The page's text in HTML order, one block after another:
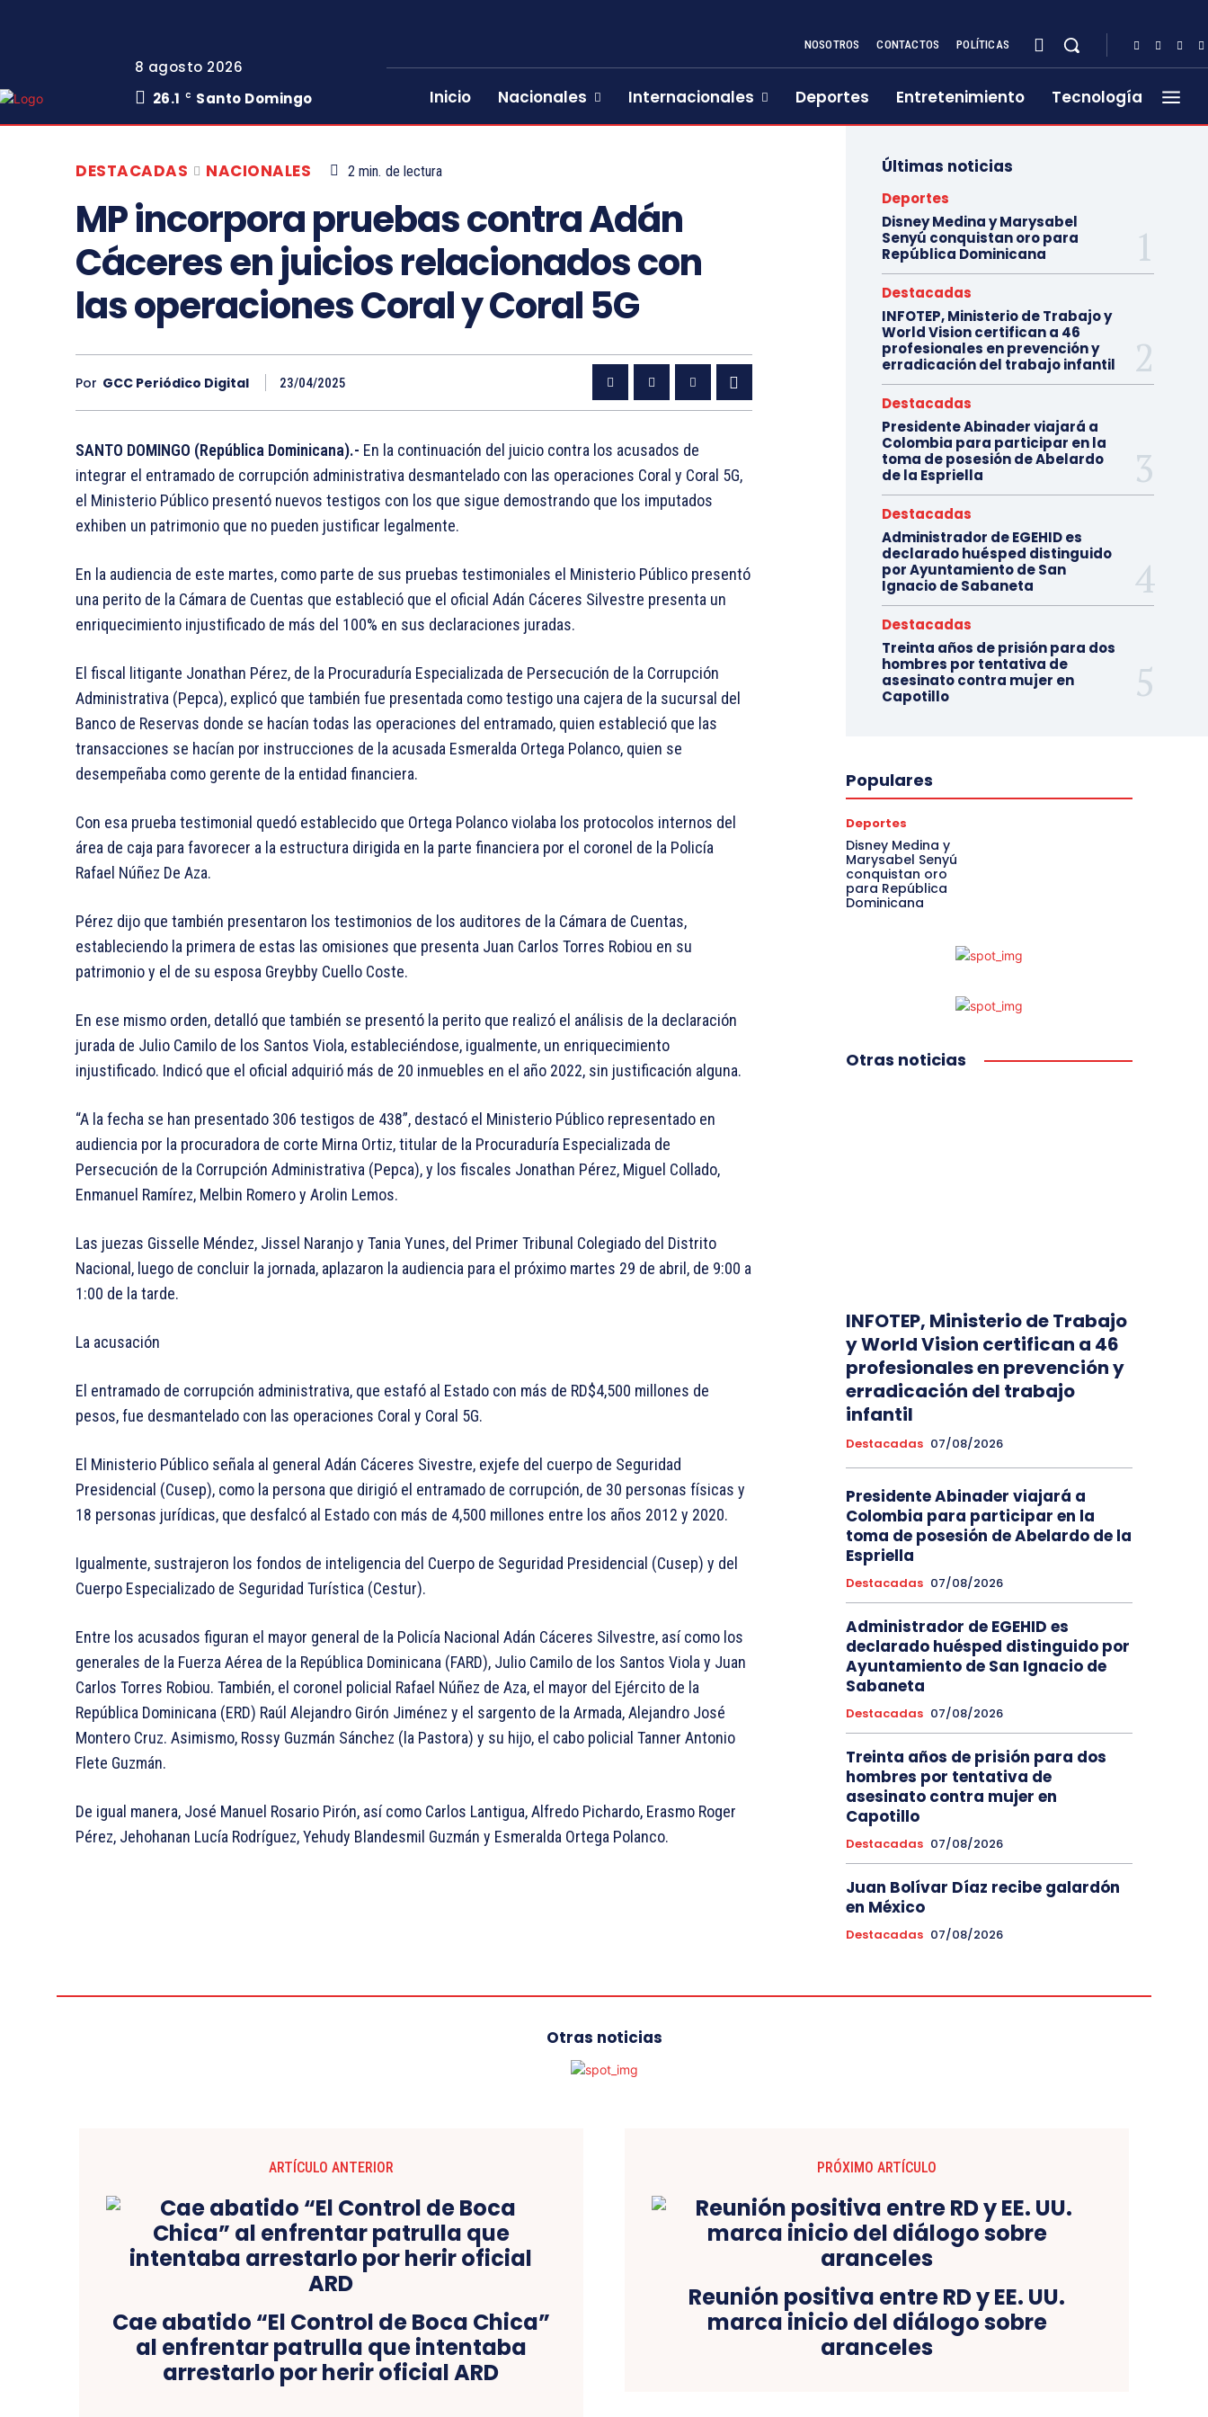
8 agosto 2026
26.1
C Santo Domingo
NOSOTROS CONTACTOS POLÍTICAS
Inicio Nacionales Internacionales Deportes Entretenimiento Tecnología
DESTACADAS NACIONALES 2 min. de lectura
MP incorpora pruebas contra Adán
Cáceres en juicios relacionados con
las operaciones Coral y Coral 5G
Por GCC Periódico Digital 23/04/2025
SANTO DOMINGO (República Dominicana).- En la continuación del juicio contra los acusados de
integrar el entramado de corrupción administrativa desmantelado con las operaciones Coral y Coral 5G,
el Ministerio Público presentó nuevos testigos con los que sigue demostrando que los imputados
exhiben un patrimonio que no pueden justificar legalmente.
En la audiencia de este martes, como parte de sus pruebas testimoniales el Ministerio Público presentó
una perito de la Cámara de Cuentas que estableció que el oficial Adán Cáceres Silvestre presenta un
enriquecimiento injustificado de más del 100% en sus declaraciones juradas.
El fiscal litigante Jonathan Pérez, de la Procuraduría Especializada de Persecución de la Corrupción
Administrativa (Pepca), explicó que también fue presentada como testigo una cajera de la sucursal del
Banco de Reservas donde se hacían todas las operaciones del entramado, quien estableció que las
transacciones se hacían por instrucciones de la acusada Esmeralda Ortega Polanco, quien se
desempeñaba como gerente de la entidad financiera.
Con esa prueba testimonial quedó establecido que Ortega Polanco violaba los protocolos internos del
área de caja para favorecer a la estructura dirigida en la parte financiera por el coronel de la Policía
Rafael Núñez De Aza.
Pérez dijo que también presentaron los testimonios de los auditores de la Cámara de Cuentas,
estableciendo la primera de estas las omisiones que presenta Juan Carlos Torres Robiou en su
patrimonio y el de su esposa Greybby Cuello Coste.
En ese mismo orden, detalló que también se presentó la perito que realizó el análisis de la declaración
jurada de Julio Camilo de los Santos Viola, estableciéndose, igualmente, un enriquecimiento
injustificado. Indicó que el oficial adquirió más de 20 inmuebles en el año 2022, sin justificación alguna.
“A la fecha se han presentado 306 testigos de 438”, destacó el Ministerio Público representado en
audiencia por la procuradora de corte Mirna Ortiz, titular de la Procuraduría Especializada de
Persecución de la Corrupción Administrativa (Pepca), y los fiscales Jonathan Pérez, Miguel Collado,
Enmanuel Ramírez, Melbin Romero y Arolin Lemos.
Las juezas Gisselle Méndez, Jissel Naranjo y Tania Yunes, del Primer Tribunal Colegiado del Distrito
Nacional, luego de concluir la jornada, aplazaron la audiencia para el próximo martes 29 de abril, de 9:00 a
1:00 de la tarde.
La acusación
El entramado de corrupción administrativa, que estafó al Estado con más de RD$4,500 millones de
pesos, fue desmantelado con las operaciones Coral y Coral 5G.
El Ministerio Público señala al general Adán Cáceres Sivestre, exjefe del cuerpo de Seguridad
Presidencial (Cusep), como la persona que dirigió el entramado de corrupción, de 30 personas físicas y
18 personas jurídicas, que desfalcó al Estado con más de 4,500 millones entre los años 2012 y 2020.
Igualmente, sustrajeron los fondos de inteligencia del Cuerpo de Seguridad Presidencial (Cusep) y del
Cuerpo Especializado de Seguridad Turística (Cestur).
Entre los acusados figuran el mayor general de la Policía Nacional Adán Cáceres Silvestre, así como los
generales de la Fuerza Aérea de la República Dominicana (FARD), Julio Camilo de los Santos Viola y Juan
Carlos Torres Robiou. También, el coronel policial Rafael Núñez de Aza, el mayor del Ejército de la
República Dominicana (ERD) Raúl Alejandro Girón Jiménez y el sargento de la Armada, Alejandro José
Montero Cruz. Asimismo, Rossy Guzmán Sánchez (la Pastora) y su hijo, el cabo policial Tanner Antonio
Flete Guzmán.
De igual manera, José Manuel Rosario Pirón, así como Carlos Lantigua, Alfredo Pichardo, Erasmo Roger
Pérez, Jehohanan Lucía Rodríguez, Yehudy Blandesmil Guzmán y Esmeralda Ortega Polanco.
Últimas noticias
Deportes
Disney Medina y Marysabel
Senyú conquistan oro para
República Dominicana
Destacadas
INFOTEP, Ministerio de Trabajo y
World Vision certifican a 46
profesionales en prevención y
erradicación del trabajo infantil
Destacadas
Presidente Abinader viajará a
Colombia para participar en la
toma de posesión de Abelardo
de la Espriella
Destacadas
Administrador de EGEHID es
declarado huésped distinguido
por Ayuntamiento de San
Ignacio de Sabaneta
Destacadas
Treinta años de prisión para dos
hombres por tentativa de
asesinato contra mujer en
Capotillo
Populares
Deportes
Disney Medina y
Marysabel Senyú
conquistan oro
para República
Dominicana
Otras noticias
INFOTEP, Ministerio de Trabajo
y World Vision certifican a 46
profesionales en prevención y
erradicación del trabajo
infantil
Destacadas 07/08/2026
Presidente Abinader viajará a
Colombia para participar en la
toma de posesión de Abelardo de la
Espriella
Destacadas 07/08/2026
Administrador de EGEHID es
declarado huésped distinguido por
Ayuntamiento de San Ignacio de
Sabaneta
Destacadas 07/08/2026
Treinta años de prisión para dos
hombres por tentativa de
asesinato contra mujer en
Capotillo
Destacadas 07/08/2026
Juan Bolívar Díaz recibe galardón
en México
Destacadas 07/08/2026
Otras noticias
ARTÍCULO ANTERIOR
Cae abatido “El Control de Boca Chica”
al enfrentar patrulla que intentaba
arrestarlo por herir oficial ARD
PRÓXIMO ARTÍCULO
Reunión positiva entre RD y EE. UU.
marca inicio del diálogo sobre
aranceles